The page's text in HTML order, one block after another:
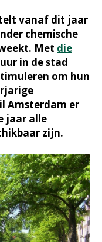
vanaf dit jaar
chemische
Met die
in de stad
om hun
Amsterdam er
jaar alle
zijn.